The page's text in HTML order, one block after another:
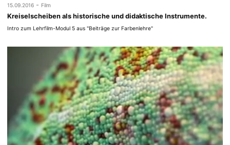
15.09.2016 - Film
Kreiselscheiben als historische und didaktische Instrumente.
Intro zum Lehrfilm-Modul 5 aus "Beiträge zur Farbenlehre"